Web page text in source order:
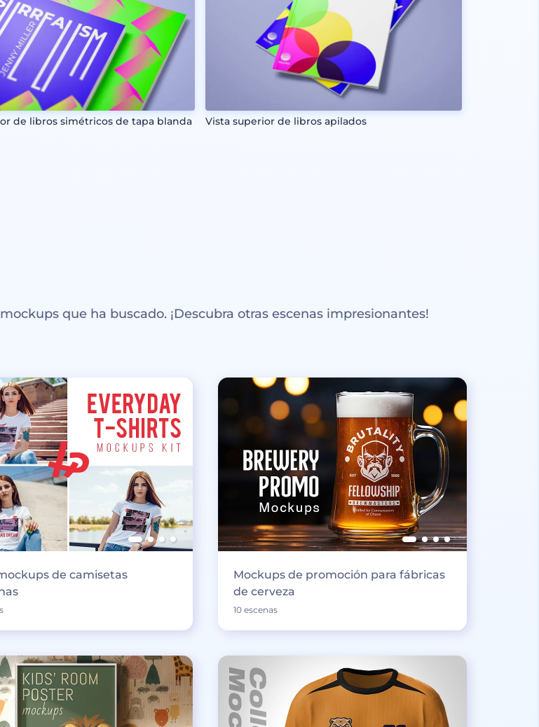
de libros simétricos de tapa blanda Vista superior de libros apilados
que ha buscado. ¡Descubra otras escenas impresionantes!
de camisetas
Mockups de promoción para fábricas
de cerveza
10 escenas